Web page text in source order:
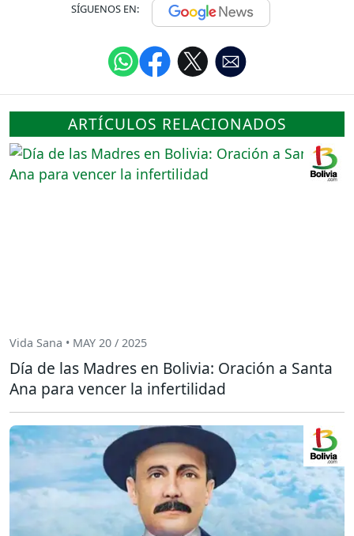
SÍGUENOS EN:
ARTÍCULOS RELACIONADOS
Vida Sana • MAY 20 / 2025
Día de las Madres en Bolivia: Oración a Santa
Ana para vencer la infertilidad